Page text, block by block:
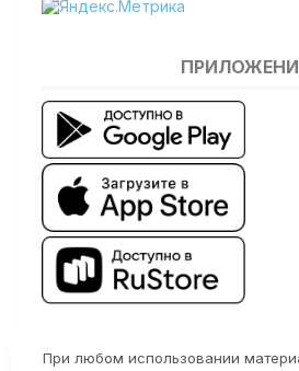
При любом использовании